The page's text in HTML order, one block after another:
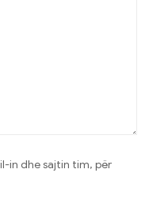
in dhe sajtin tim, për